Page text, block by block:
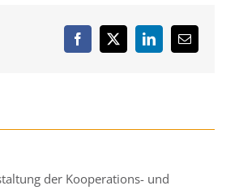
FacebookTwitterLinkedIn
E-
der Kooperations- und